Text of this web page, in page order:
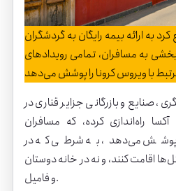
به ارائه بیمه رایگان به گردشگران
به مسافران، تمامی رویدادهای
صنایع و بازرگانی جزایر قناری در
راه‌اندازی کرده، که مسافران
پوشش می‌دهد، به شرطی که در
اقامت کنند، و نه در خانه دوستان
و فامیل.